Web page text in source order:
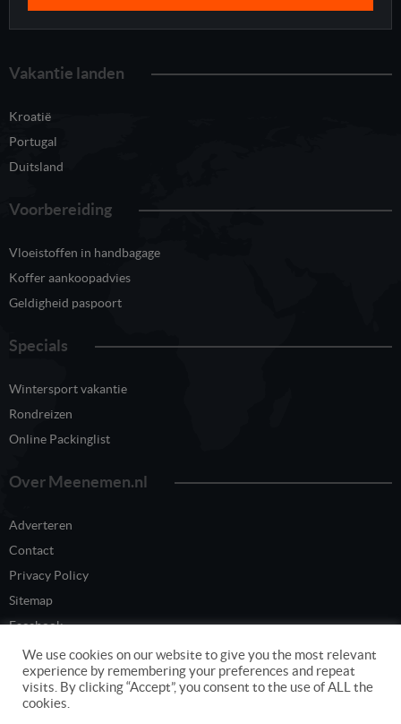
Vakantie landen
Kroatië
Portugal
Duitsland
Voorbereiding
Vloeistoffen in handbagage
Koffer aankoopadvies
Geldigheid paspoort
Specials
Wintersport vakantie
Rondreizen
Online Packinglist
Over Meenemen.nl
Adverteren
Contact
Privacy Policy
Sitemap
Facebook
Twitter
We use cookies on our website to give you the most relevant
experience by remembering your preferences and repeat
visits. By clicking “Accept”, you consent to the use of ALL the
cookies.